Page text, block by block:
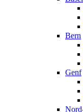
Bern
Genf